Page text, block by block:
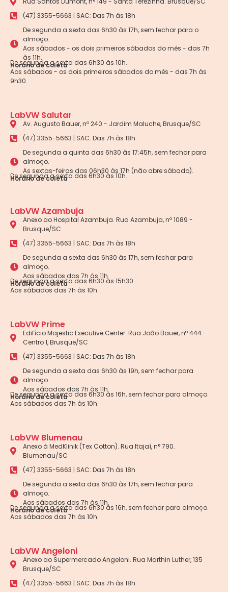
(47) 3355-5663 | SAC: Das 7h às 18h
De segunda a sexta das 6h30 às 17h, sem fechar para o
almoço.
Aos sábados - os dois primeiros sábados do mês - das 7h
às 11h.
Horário de coleta
De segunda a sexta das 6h30 às 10h.
Aos sábados - os dois primeiros sábados do mês - das 7h às
9h30.
LabVW Salutar
Av. Augusto Bauer, nº 240 - Jardim Maluche, Brusque/SC
(47) 3355-5663 | SAC: Das 7h às 18h
De segunda a quinta das 6h30 às 17:45h, sem fechar para
almoço.
As sextas-feiras das 06h30 às 17h (não abre sábado).
Horário de coleta
De segunda a sexta das 6h30 às 10h.
LabVW Azambuja
Anexo ao Hospital Azambuja. Rua Azambuja, nº 1089 -
Brusque/SC
(47) 3355-5663 | SAC: Das 7h às 18h
De segunda a sexta das 6h30 às 17h, sem fechar para
almoço.
Aos sábados das 7h às 11h.
Horário de coleta
De segunda a sexta das 6h30 às 15h30.
Aos sábados das 7h às 10h.
LabVW Prime
Edifício Majestic Executive Center. Rua João Bauer, nº 444 -
Centro 1, Brusque/SC
(47) 3355-5663 | SAC: Das 7h às 18h
De segunda a sexta das 6h30 às 19h, sem fechar para
almoço.
Aos sábados das 7h às 11h.
Horário de coleta
De segunda a sexta das 6h30 às 16h, sem fechar para almoço.
Aos sábados das 7h às 10h.
LabVW Blumenau
Anexo à MedKlinik (Tex Cotton). Rua Itajaí, n° 790.
Blumenau/SC
(47) 3355-5663 | SAC: Das 7h às 18h
De segunda a sexta das 6h30 às 17h, sem fechar para
almoço.
Aos sábados das 7h às 11h.
Horário de coleta
De segunda a sexta das 6h30 às 16h, sem fechar para almoço.
Aos sábados das 7h às 10h.
LabVW Angeloni
Anexo ao Supermercado Angeloni. Rua Marthin Luther, 135
Brusque/SC
(47) 3355-5663 | SAC: Das 7h às 18h